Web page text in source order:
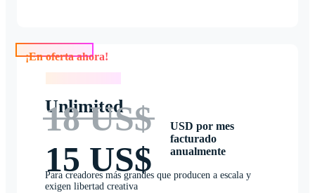
Unlimited
18 US$
15 US$
USD por mes
facturado
anualmente
Para creadores más grandes que producen a escala y
exigen libertad creativa